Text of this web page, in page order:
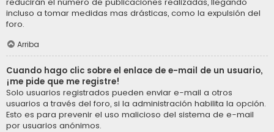
incluso a tomar medidas mas drásticas, como la expulsión del
foro.
Arriba
Cuando hago clic sobre el enlace de e-mail de un usuario,
¡me pide que me registre!
Solo usuarios registrados pueden enviar e-mail a otros
usuarios a través del foro, si la administración habilita la opción.
Esto es para prevenir el uso malicioso del sistema de e-mail
por usuarios anónimos.